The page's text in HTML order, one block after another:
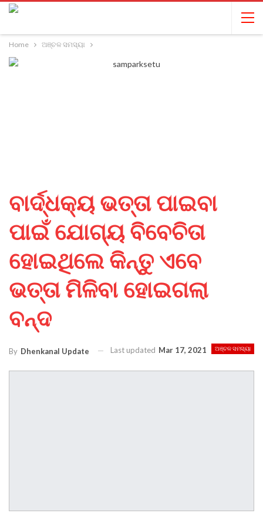
Home ଅଞ୍ଚଳ ସମସ୍ୟା
ବାର୍ଦ୍ଧକ୍ୟ ଭତ୍ତା ପାଇବା
ପାଇଁ ଯୋଗ୍ୟ ବିବେଚିତା
ହୋଇଥିଲେ କିନ୍ତୁ ଏବେ
ଭତ୍ତା ମିଳିବା ହୋଇଗଲା
ବନ୍ଦ
ଅଞ୍ଚଳ ସମସ୍ୟା
By Dhenkanal Update Last updated Mar 17, 2021